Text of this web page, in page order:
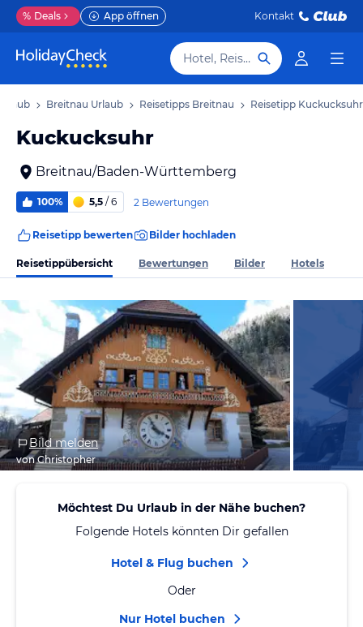
% Deals App öffnen Kontakt
Hotel, Reiseziel
Breitnau Urlaub Reisetipps Breitnau Reisetipp Kuckucksuhr
Kuckucksuhr
Breitnau/Baden-Württemberg
100% 5,5 / 6 2 Bewertungen
Reisetipp bewerten Bilder hochladen
Reisetippübersicht Bewertungen Bilder Hotels
Bild melden
von Christopher
Möchtest Du Urlaub in der Nähe buchen?
Folgende Hotels könnten Dir gefallen
Hotel & Flug buchen
Oder
Nur Hotel buchen